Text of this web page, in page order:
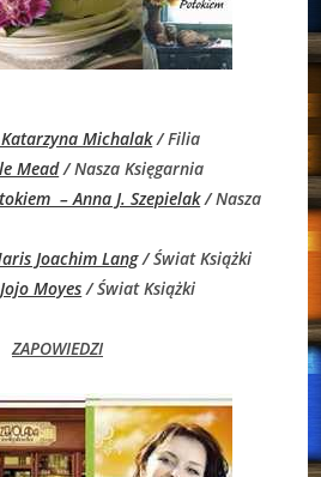
Katarzyna Michalak/ Filia
Mead/ Nasza Księgarnia
– Anna J. Szepielak/ Nasza
Joachim Lang/ Świat Książki
Moyes / Świat Książki
ZAPOWIEDZI